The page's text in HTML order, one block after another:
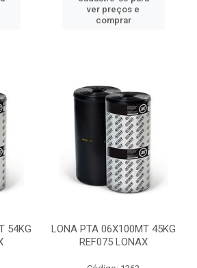
ver preços e
comprar
54KG
LONA PTA 06X100MT 45KG
REF075 LONAX